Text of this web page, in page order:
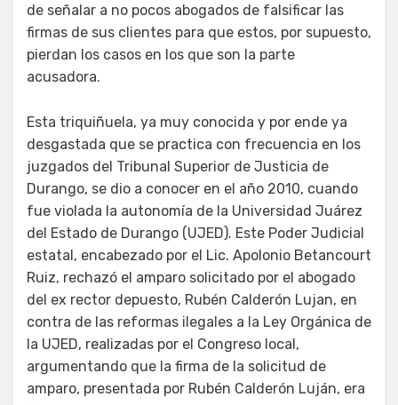
de señalar a no pocos abogados de falsificar las
firmas de sus clientes para que estos, por supuesto,
pierdan los casos en los que son la parte
acusadora.
Esta triquiñuela, ya muy conocida y por ende ya
desgastada que se practica con frecuencia en los
juzgados del Tribunal Superior de Justicia de
Durango, se dio a conocer en el año 2010, cuando
fue violada la autonomía de la Universidad Juárez
del Estado de Durango (UJED). Este Poder Judicial
estatal, encabezado por el Lic. Apolonio Betancourt
Ruiz, rechazó el amparo solicitado por el abogado
del ex rector depuesto, Rubén Calderón Lujan, en
contra de las reformas ilegales a la Ley Orgánica de
la UJED, realizadas por el Congreso local,
argumentando que la firma de la solicitud de
amparo, presentada por Rubén Calderón Luján, era